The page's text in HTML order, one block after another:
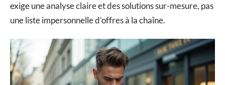
exige une analyse claire et des solutions sur-mesure, pas
une liste impersonnelle d’offres à la chaîne.